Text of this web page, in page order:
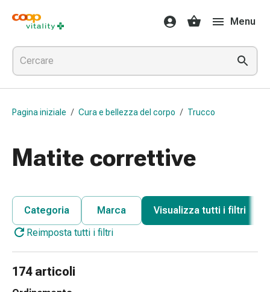
Farmaci
e
salute
Influenza
e
raffreddore
per
Farmaci
raffreddore
gola
Menu
Pagina iniziale / Cura e bellezza del corpo / Trucco
Matite correttive
Categoria Marca
Visualizza tutti i filtri
Reimposta tutti i filtri
174 articoli